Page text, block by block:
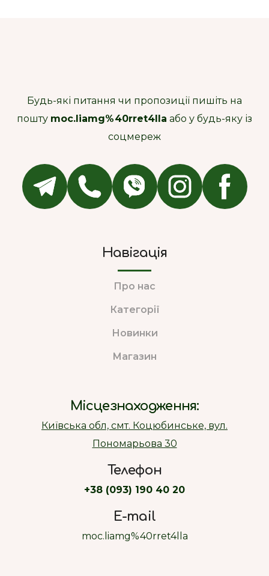
Будь-які питання чи пропозиції пишіть на
пошту moc.liamg%40rret4lla або у будь-яку із
соцмереж
Навігація
Про нас
Категорії
Новинки
Магазин
Місцезнаходження:
Київська обл, смт. Коцюбинське, вул.
Пономарьова 30
Телефон
+38 (093) 190 40 20
E-mail
moc.liamg%40rret4lla